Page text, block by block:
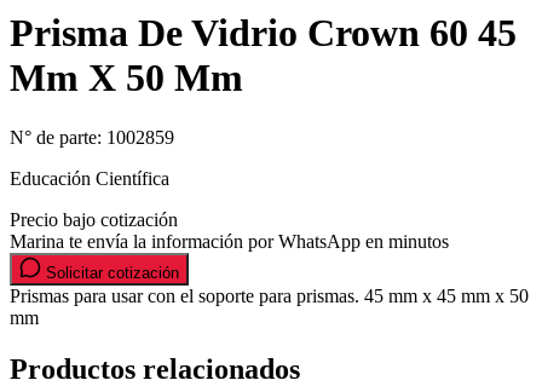
Prisma De Vidrio Crown 60 45
Mm X 50 Mm
N° de parte: 1002859
Educación Científica
Precio bajo cotización
Marina te envía la información por WhatsApp en minutos
Solicitar cotización
Prismas para usar con el soporte para prismas. 45 mm x 45 mm x 50
mm
Productos relacionados